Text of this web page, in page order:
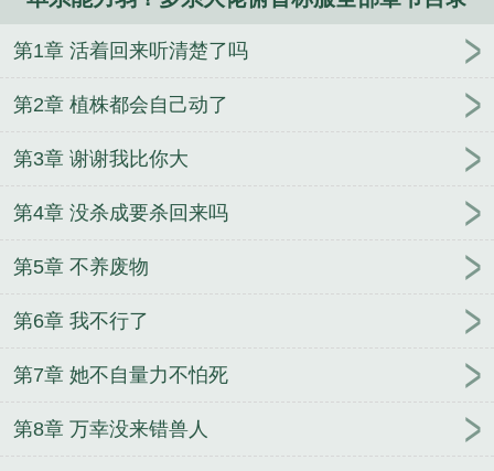
第1章 活着回来听清楚了吗
第2章 植株都会自己动了
第3章 谢谢我比你大
第4章 没杀成要杀回来吗
第5章 不养废物
第6章 我不行了
第7章 她不自量力不怕死
第8章 万幸没来错兽人